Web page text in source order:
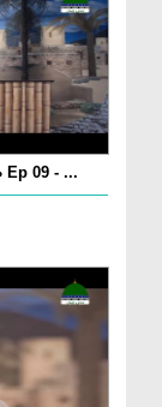
Khandan e Rasool صلی اللہ علیہ وآلہ وسلم Ep 09 - ...